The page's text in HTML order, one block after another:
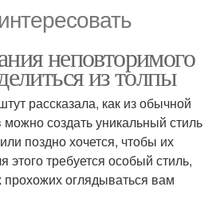
неповторимого
из толпы
рассказала, как из обычной
создать уникальный стиль
поздно хочется, чтобы их
этого требуется особый стиль,
прохожих оглядываться вам